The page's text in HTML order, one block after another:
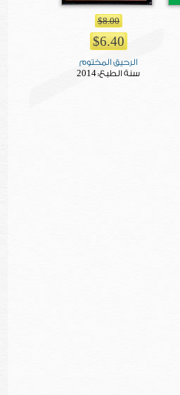
$8.00
$6.40
الرحيق المختوم
سنة الطبع:2014